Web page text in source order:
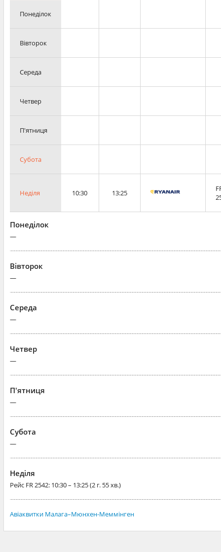
Понеділок
Вівторок
Середа
Четвер
П'ятниця
Субота
Неділя 10:30 13:25
Понеділок
—
Вівторок
—
Середа
—
Четвер
—
П'ятниця
—
Субота
—
Неділя
Рейс FR 2542: 10:30 – 13:25 (2 г. 55 хв.)
Авіаквитки Малага–Мюнхен-Меммінген